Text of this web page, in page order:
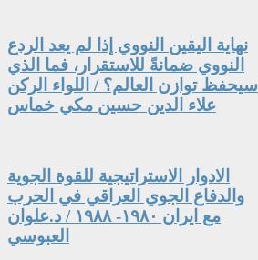
نهاية اليقين النووي إذا لم يعد الردع
النووي ضمانةً للاستقرار، فما الذي
سيحفظ توازن العالم؟ / اللواء الركن
علاء الدين حسين مكي خماس
الادوار الاستراتيجية للقوة الجوية
والدفاع الجوي العراقي في الحرب
مع ايران ١٩٨٠- ١٩٨٨ / د.علوان
العبوسي